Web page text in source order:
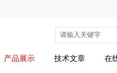
产品展示 技术文章 在